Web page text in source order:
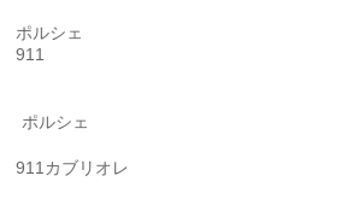
ポルシェ
911
ポルシェ
911カブリオレ